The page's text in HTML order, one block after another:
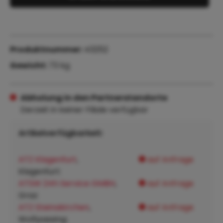
Abholung in den Partnerstandorte
Derzeit in keiner Filiale verfügbar
Artikelverfügbarkeit:
ATZ Klagenfurt
Klagenfurt:
auf Anfrage
ATSW 24h Service GMBH auf Anfrage
ATZ Steinakirchen
Wolfpassing:
auf Anfrage
Produktnummer:
Gewicht:
73 kg